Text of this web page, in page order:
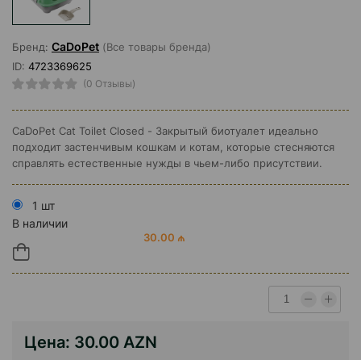
Бренд: CaDoPet (Все товары бренда)
ID: 4723369625
(0 Отзывы)
CaDoPet Cat Toilet Closed - Закрытый биотуалет идеально
подходит застенчивым кошкам и котам, которые стесняются
справлять естественные нужды в чьем-либо присутствии.
1 шт
В наличии
30.00 ₼
Цена: 30.00 AZN